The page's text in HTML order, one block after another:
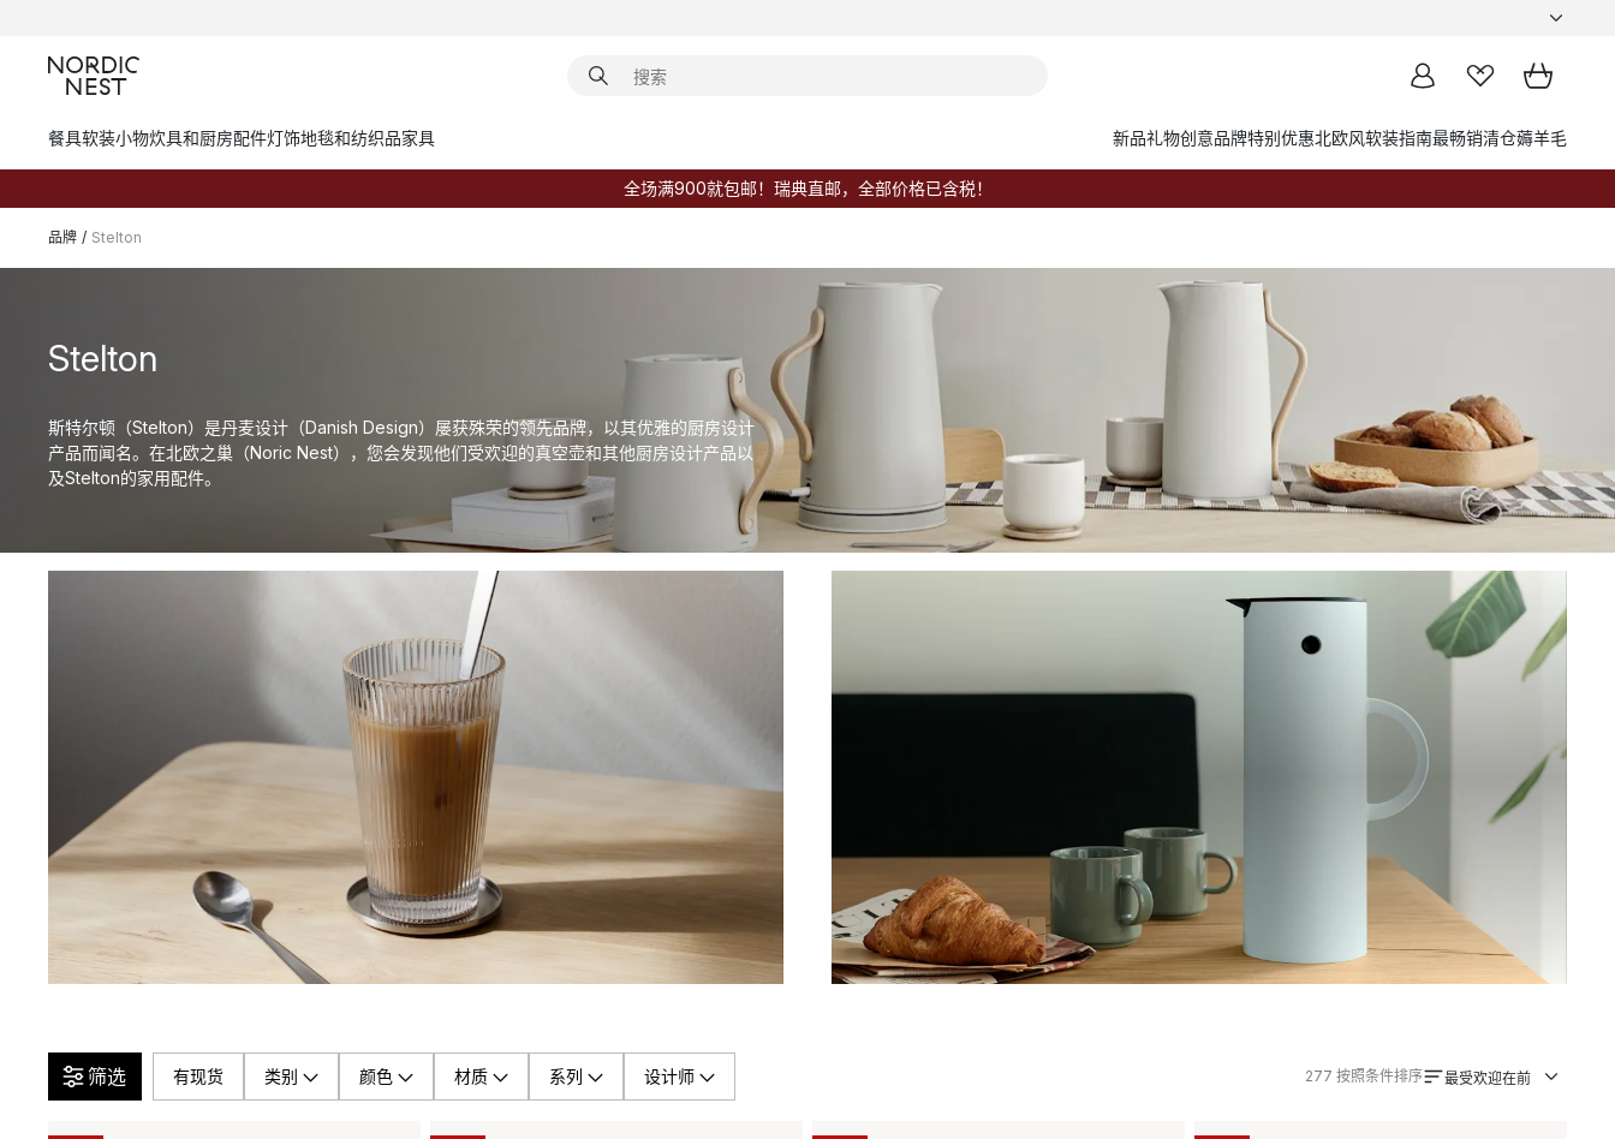
餐具软装小物炊具和厨房配件灯饰地毯和纺织品家具 新品礼物创意品牌特别优惠北欧风软装指南最畅销清仓薅羊毛
全场满900就包邮！瑞典直邮，全部价格已含税！
品牌 / Stelton
Stelton
斯特尔顿（Stelton）是丹麦设计（Danish Design）屡获殊荣的领先品牌，以其优雅的厨房设计
产品而闻名。在北欧之巢（Noric Nest），您会发现他们受欢迎的真空壶和其他厨房设计产品以
及Stelton的家用配件。
筛选 有现货 类别 颜色 材质 系列 设计师 277 按照条件排序 最受欢迎在前